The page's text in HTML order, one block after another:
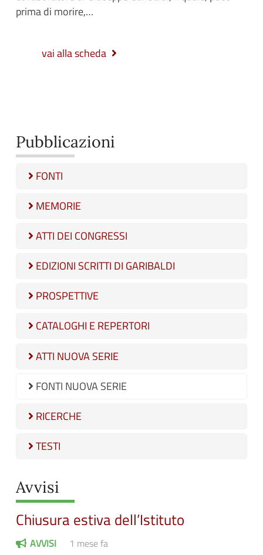
prima di morire,…
vai alla scheda
Pubblicazioni
FONTI
MEMORIE
ATTI DEI CONGRESSI
EDIZIONI SCRITTI DI GARIBALDI
PROSPETTIVE
CATALOGHI E REPERTORI
ATTI NUOVA SERIE
FONTI NUOVA SERIE
RICERCHE
TESTI
Avvisi
Chiusura estiva dell’Istituto
AVVISI 1 mese fa